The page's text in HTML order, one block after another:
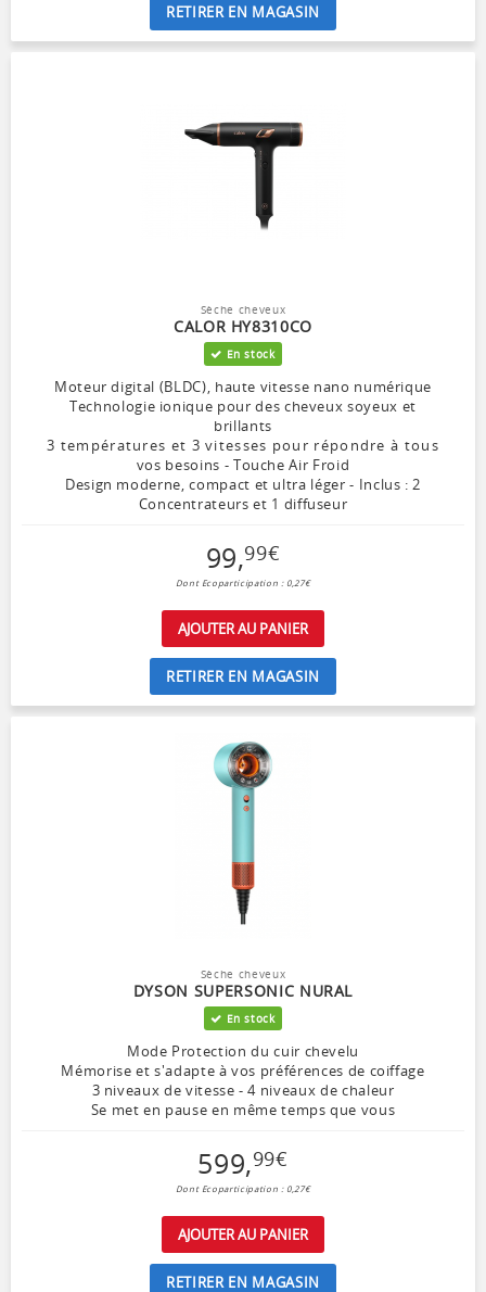
RETIRER EN MAGASIN
Sèche cheveux
CALOR HY8310CO
En stock
Moteur digital (BLDC), haute vitesse nano numérique
Technologie ionique pour des cheveux soyeux et
brillants
3 températures et 3 vitesses pour répondre à tous
vos besoins - Touche Air Froid
Design moderne, compact et ultra léger - Inclus : 2
Concentrateurs et 1 diffuseur
99,99€
Dont Ecoparticipation : 0,27€
AJOUTER AU PANIER
RETIRER EN MAGASIN
Sèche cheveux
DYSON SUPERSONIC NURAL
En stock
Mode Protection du cuir chevelu
Mémorise et s'adapte à vos préférences de coiffage
3 niveaux de vitesse - 4 niveaux de chaleur
Se met en pause en même temps que vous
599,99€
Dont Ecoparticipation : 0,27€
AJOUTER AU PANIER
RETIRER EN MAGASIN